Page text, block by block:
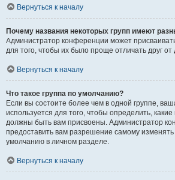
Вернуться к началу
Почему названия некоторых групп имеют
Администратор конференции может
для того, чтобы их было проще отличать друг от
Вернуться к началу
Что такое группа по умолчанию?
Если вы состоите более чем в одной группе,
используется для того, чтобы определить,
должны быть вам присвоены. Администратор
предоставить вам разрешение самому изменять
умолчанию в личном разделе.
Вернуться к началу